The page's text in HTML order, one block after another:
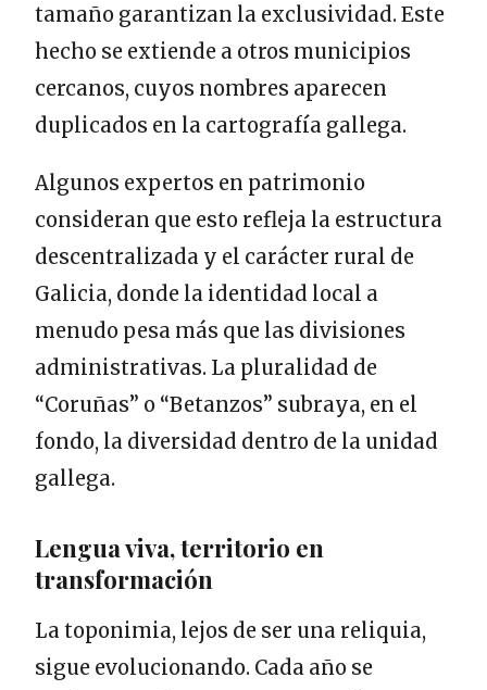
tamaño garantizan la exclusividad. Este
hecho se extiende a otros municipios
cercanos, cuyos nombres aparecen
duplicados en la cartografía gallega.
Algunos expertos en patrimonio
consideran que esto refleja la estructura
descentralizada y el carácter rural de
Galicia, donde la identidad local a
menudo pesa más que las divisiones
administrativas. La pluralidad de
“Coruñas” o “Betanzos” subraya, en el
fondo, la diversidad dentro de la unidad
gallega.
Lengua viva, territorio en
transformación
La toponimia, lejos de ser una reliquia,
sigue evolucionando. Cada año se